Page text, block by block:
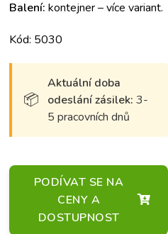
Balení: kontejner – více variant.
Kód: 5030
Aktuální doba
odeslání zásilek: 3-
5 pracovních dnů
PODÍVAT SE NA
CENY A
DOSTUPNOST